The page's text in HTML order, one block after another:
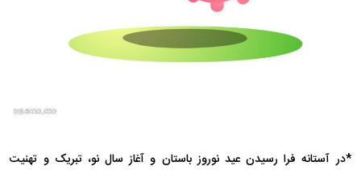
*در آستانه فرا رسیدن عید نوروز باستان و آغاز سال نو، تبریک و تهنیت